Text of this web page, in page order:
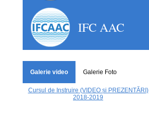
IFC AAC
Galerie video Galerie Foto
Cursul de Instruire (VIDEO și PREZENTĂRI)
2018-2019